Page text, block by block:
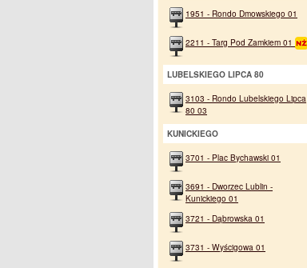
1951 - Rondo Dmowskiego 01
2211 - Targ Pod Zamkiem 01
LUBELSKIEGO LIPCA 80
3103 - Rondo Lubelskiego Lipca
80 03
KUNICKIEGO
3701 - Plac Bychawski 01
3691 - Dworzec Lublin -
Kunickiego 01
3721 - Dąbrowska 01
3731 - Wyścigowa 01